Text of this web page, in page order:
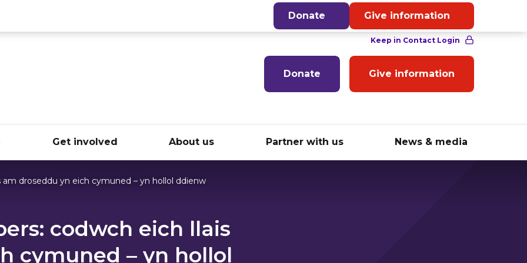
English
Donate Give information
Get involved About us Partner with us News & media
droseddu yn eich cymuned – yn hollol ddienw
codwch eich llais
cymuned – yn hollol
Donate Give information